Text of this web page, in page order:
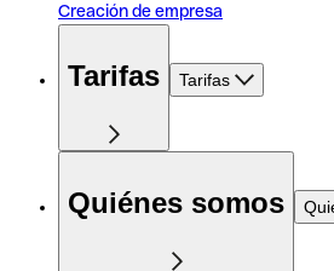
Creación de empresa
Tarifas Tarifas
Quiénes somos